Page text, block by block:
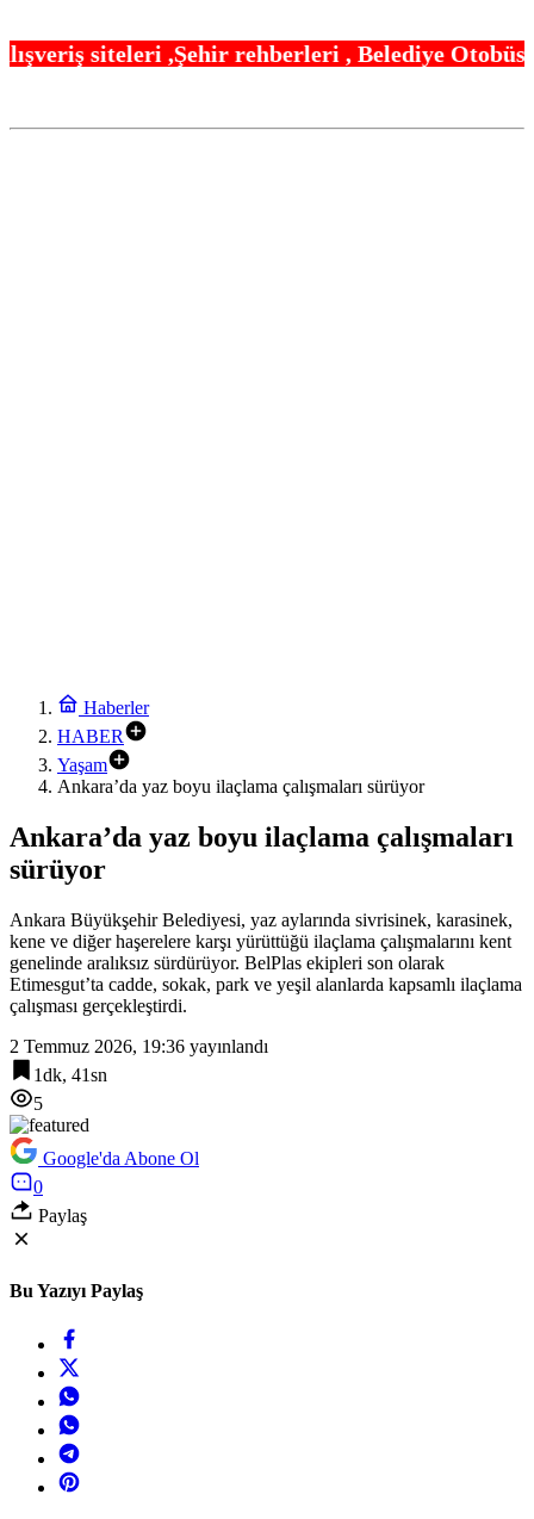
,Şehir rehberleri , Belediye
Haberler
HABER
Yaşam
Ankara’da yaz boyu ilaçlama çalışmaları sürüyor
Ankara’da yaz boyu ilaçlama çalışmaları
sürüyor
Ankara Büyükşehir Belediyesi, yaz aylarında sivrisinek, karasinek,
kene ve diğer haşerelere karşı yürüttüğü ilaçlama çalışmalarını kent
genelinde aralıksız sürdürüyor. BelPlas ekipleri son olarak
Etimesgut’ta cadde, sokak, park ve yeşil alanlarda kapsamlı ilaçlama
çalışması gerçekleştirdi.
2 Temmuz 2026, 19:36 yayınlandı
1dk, 41sn
5
Google'da Abone Ol
0
Paylaş
Bu Yazıyı Paylaş